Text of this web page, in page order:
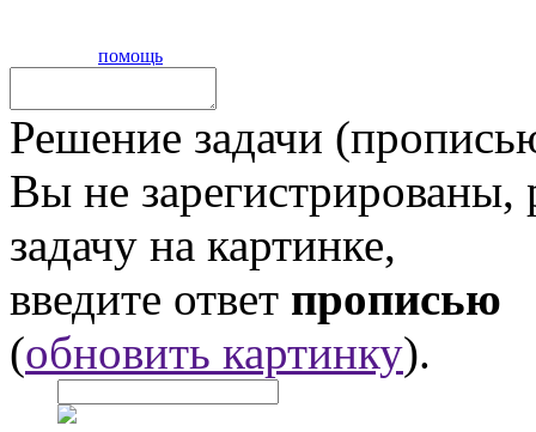
помощь
Решение задачи
Вы не
задачу на картинке,
введите ответ прописью
(обновить картинку).